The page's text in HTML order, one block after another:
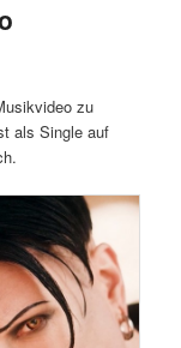
zu
als Single auf